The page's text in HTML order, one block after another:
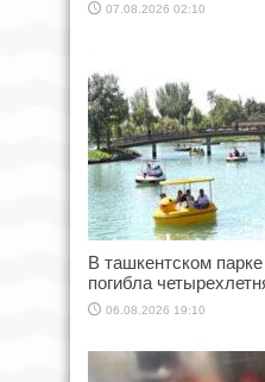
07.08.2026 02:10
В ташкентском
погибла
06.08.2026 19:10